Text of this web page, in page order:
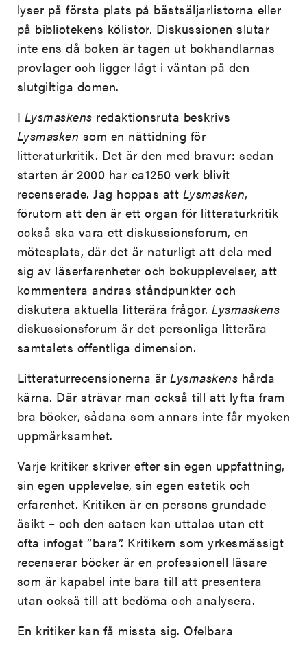
lyser på första plats på bästsäljarlistorna eller
på bibliotekens kölistor. Diskussionen slutar
inte ens då boken är tagen ut bokhandlarnas
provlager och ligger lågt i väntan på den
slutgiltiga domen.
I Lysmaskens redaktionsruta beskrivs
Lysmasken som en nättidning för
litteraturkritik. Det är den med bravur: sedan
starten år 2000 har ca1250 verk blivit
recenserade. Jag hoppas att Lysmasken,
förutom att den är ett organ för litteraturkritik
också ska vara ett diskussionsforum, en
mötesplats, där det är naturligt att dela med
sig av läserfarenheter och bokupplevelser, att
kommentera andras ståndpunkter och
diskutera aktuella litterära frågor.Lysmaskens
diskussionsforum är det personliga litterära
samtalets offentliga dimension.
Litteraturrecensionerna ärLysmaskens hårda
kärna. Där strävar man också till att lyfta fram
bra böcker, sådana som annars inte får mycken
uppmärksamhet.
Varje kritiker skriver efter sin egen uppfattning,
sin egen upplevelse, sin egen estetik och
erfarenhet. Kritiken är en persons grundade
åsikt – och den satsen kan uttalas utan ett
ofta infogat ”bara”. Kritikern som yrkesmässigt
recenserar böcker är en professionell läsare
som är kapabel inte bara till att presentera
utan också till att bedöma och analysera.
En kritiker kan få missta sig. Ofelbara